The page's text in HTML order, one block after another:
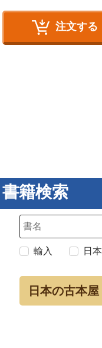
注文する
書籍検索
輸入 日本
日本の古本屋